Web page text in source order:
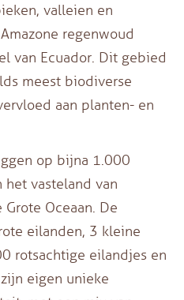
valleien en
regenwoud
van Ecuador. Dit gebied
meest biodiverse
aan planten- en
op bijna 1.000
vasteland van
Oceaan. De
eilanden, 3 kleine
rotsachtige eilandjes en
eigen unieke